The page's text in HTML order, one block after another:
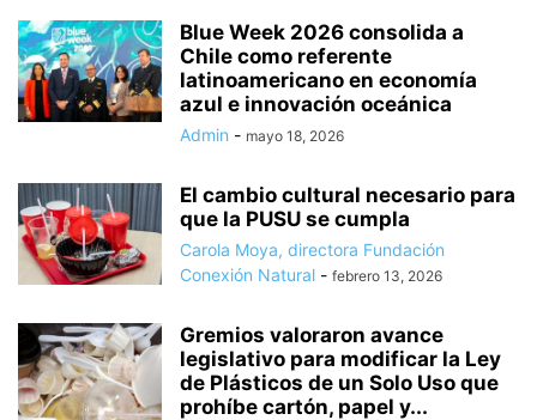
Blue Week 2026 consolida a
Chile como referente
latinoamericano en economía
azul e innovación oceánica
Admin - mayo 18, 2026
El cambio cultural necesario para
que la PUSU se cumpla
Carola Moya, directora Fundación
Conexión Natural - febrero 13, 2026
Gremios valoraron avance
legislativo para modificar la Ley
de Plásticos de un Solo Uso que
prohíbe cartón, papel y...